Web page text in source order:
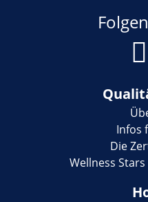
Infos
Die
Wellness